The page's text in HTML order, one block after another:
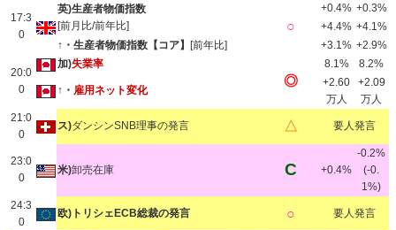
17:3
0
英)生産者物価指数
[前月比/前年比]
○
+0.4% +0.3%
+4.4% +4.1%
↑・生産者物価指数【コア】
[前年比] +3.1% +2.9%
20:0
0
加)失業率
◎
8.1% 8.2%
↑・ 雇用ネット変化
+2.60
万人
+2.09
万人
21:0
0
ス)ダンシンSNB理事の発言 △ 要人発言
23:0
0
米)卸売在庫 C +0.4%
-0.2%
(-0.
1%)
24:3
0
欧)トリシェECB総裁の発言 ○ 要人発言